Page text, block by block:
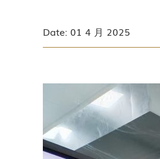
Date: 01 4 月 2025